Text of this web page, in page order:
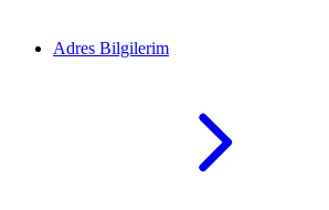
Adres Bilgilerim